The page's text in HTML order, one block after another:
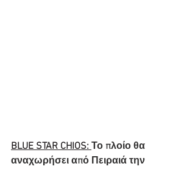
BLUE STAR CHIOS: Το πλοίο θα
αναχωρήσει από Πειραιά την